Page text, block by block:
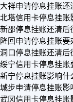
大祥申请停息挂账还
北塔信用卡停息挂账
新邵停息挂账还清后
隆回申请停息挂账要
洞口停息挂账还清后
绥宁信用卡停息挂账
新宁停息挂账影响什
城步申请停息挂账影
武冈信用卡停息挂账